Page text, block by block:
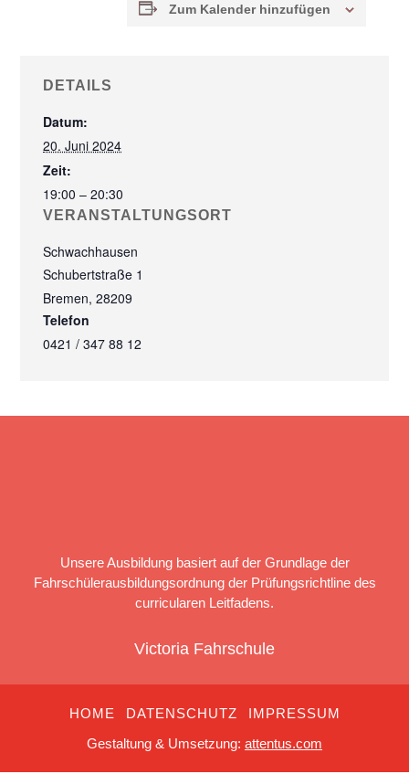
Zum Kalender hinzufügen
DETAILS
Datum:
20. Juni 2024
Zeit:
19:00 – 20:30
VERANSTALTUNGSORT
Schwachhausen
Schubertstraße 1
Bremen, 28209
Telefon
0421 / 347 88 12
Unsere Ausbildung basiert auf der Grundlage der
Fahrschülerausbildungsordnung der Prüfungsrichtline des
curricularen Leitfadens.
Victoria Fahrschule
HOME DATENSCHUTZ
IMPRESSUM
Gestaltung & Umsetzung: attentus.com